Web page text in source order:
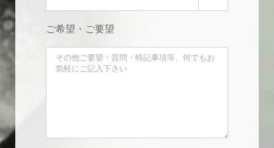
ご希望・ご要望